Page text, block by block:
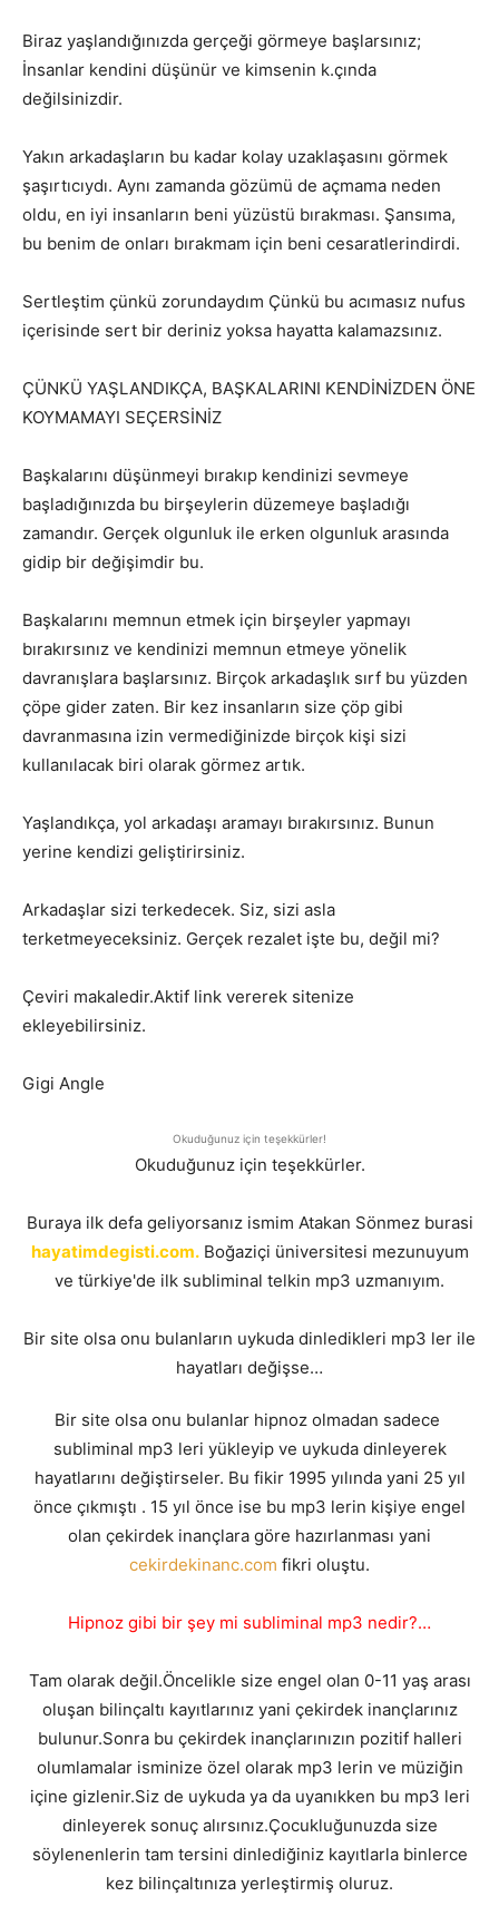
Biraz yaşlandığınızda gerçeği görmeye başlarsınız;
İnsanlar kendini düşünür ve kimsenin k.çında
değilsinizdir.
Yakın arkadaşların bu kadar kolay uzaklaşasını görmek
şaşırtıcıydı. Aynı zamanda gözümü de açmama neden
oldu, en iyi insanların beni yüzüstü bırakması. Şansıma,
bu benim de onları bırakmam için beni cesaratlerindirdi.
Sertleştim çünkü zorundaydım Çünkü bu acımasız nufus
içerisinde sert bir deriniz yoksa hayatta kalamazsınız.
ÇÜNKÜ YAŞLANDIKÇA, BAŞKALARINI KENDİNİZDEN ÖNE
KOYMAMAYI SEÇERSİNİZ
Başkalarını düşünmeyi bırakıp kendinizi sevmeye
başladığınızda bu birşeylerin düzemeye başladığı
zamandır. Gerçek olgunluk ile erken olgunluk arasında
gidip bir değişimdir bu.
Başkalarını memnun etmek için birşeyler yapmayı
bırakırsınız ve kendinizi memnun etmeye yönelik
davranışlara başlarsınız. Birçok arkadaşlık sırf bu yüzden
çöpe gider zaten. Bir kez insanların size çöp gibi
davranmasına izin vermediğinizde birçok kişi sizi
kullanılacak biri olarak görmez artık.
Yaşlandıkça, yol arkadaşı aramayı bırakırsınız. Bunun
yerine kendizi geliştirirsiniz.
Arkadaşlar sizi terkedecek. Siz, sizi asla
terketmeyeceksiniz. Gerçek rezalet işte bu, değil mi?
Çeviri makaledir.Aktif link vererek sitenize
ekleyebilirsiniz.
Gigi Angle
Okuduğunuz için teşekkürler!
Okuduğunuz için teşekkürler.
Buraya ilk defa geliyorsanız ismim Atakan Sönmez burasi
hayatimdegisti.com.Boğaziçi üniversitesi mezunuyum
ve türkiye'de ilk subliminal telkin mp3 uzmanıyım.
Bir site olsa onu bulanların uykuda dinledikleri mp3 ler ile
hayatları değişse…
Bir site olsa onu bulanlar hipnoz olmadan sadece
subliminal mp3 leri yükleyip ve uykuda dinleyerek
hayatlarını değiştirseler. Bu fikir 1995 yılında yani 25 yıl
önce çıkmıştı . 15 yıl önce ise bu mp3 lerin kişiye engel
olan çekirdek inançlara göre hazırlanması yani
cekirdekinanc.com fikri oluştu.
Hipnoz gibi bir şey mi subliminal mp3 nedir?…
Tam olarak değil.Öncelikle size engel olan 0-11 yaş arası
oluşan bilinçaltı kayıtlarınız yani çekirdek inançlarınız
bulunur.Sonra bu çekirdek inançlarınızın pozitif halleri
olumlamalar isminize özel olarak mp3 lerin ve müziğin
içine gizlenir.Siz de uykuda ya da uyanıkken bu mp3 leri
dinleyerek sonuç alırsınız.Çocukluğunuzda size
söylenenlerin tam tersini dinlediğiniz kayıtlarla binlerce
kez bilinçaltınıza yerleştirmiş oluruz.